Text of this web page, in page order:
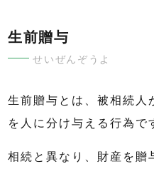
生前贈与
せいぜんぞうよ
生前贈与とは、被相続人
を人に分け与える行為で
相続と異なり、財産を贈